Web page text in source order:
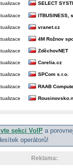
SELECT
ITBUSINESS,
vranet.cz
4M Rožnov
ZděchovNET
Corelia.cz
SPCom s.r.o.
RAAB
sekci VoIP a
operátorů!
Reklama: